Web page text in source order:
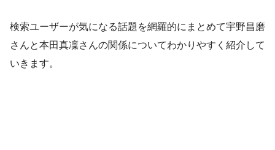
検索ユーザーが気になる話題を網羅的にまとめて宇野昌磨
さんと本田真凜さんの関係についてわかりやすく紹介して
いきます。